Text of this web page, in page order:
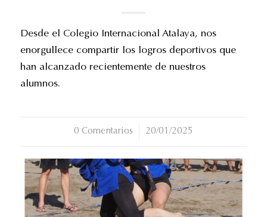
Desde el Colegio Internacional Atalaya, nos
enorgullece compartir los logros deportivos que
han alcanzado recientemente de nuestros
alumnos.
0 Comentarios
/ 20/01/2025